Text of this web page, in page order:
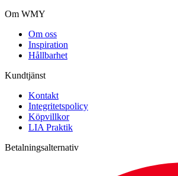
Om WMY
Om oss
Inspiration
Hållbarhet
Kundtjänst
Kontakt
Integritetspolicy
Köpvillkor
LIA Praktik
Betalningsalternativ